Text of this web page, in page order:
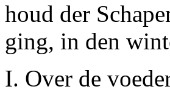
houd der
ging, in den
I. Over de